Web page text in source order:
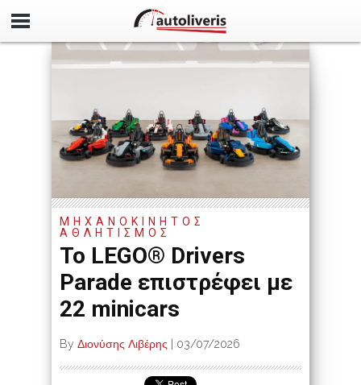
ΜΗΧΑΝΟΚΙΝΗΤΟΣ
ΑΘΛΗΤΙΣΜΟΣ
Το LEGO® Drivers
Parade επιστρέφει με
22 minicars
By Διονύσης Λιβέρης 03/07/2026